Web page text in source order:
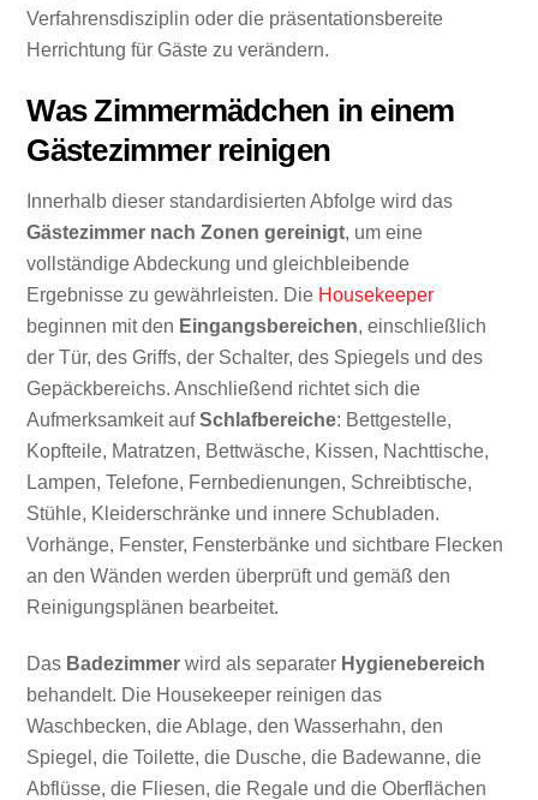
Verfahrensdisziplin oder die präsentationsbereite
Herrichtung für Gäste zu verändern.
Was Zimmermädchen in einem
Gästezimmer reinigen
Innerhalb dieser standardisierten Abfolge wird das
Gästezimmer nach Zonen gereinigt, um eine
vollständige Abdeckung und gleichbleibende
Ergebnisse zu gewährleisten. Die Housekeeper
beginnen mit den Eingangsbereichen, einschließlich
der Tür, des Griffs, der Schalter, des Spiegels und des
Gepäckbereichs. Anschließend richtet sich die
Aufmerksamkeit aufSchlafbereiche: Bettgestelle,
Kopfteile, Matratzen, Bettwäsche, Kissen, Nachttische,
Lampen, Telefone, Fernbedienungen, Schreibtische,
Stühle, Kleiderschränke und innere Schubladen.
Vorhänge, Fenster, Fensterbänke und sichtbare Flecken
an den Wänden werden überprüft und gemäß den
Reinigungsplänen bearbeitet.
Das Badezimmer wird als separater Hygienebereich
behandelt. Die Housekeeper reinigen das
Waschbecken, die Ablage, den Wasserhahn, den
Spiegel, die Toilette, die Dusche, die Badewanne, die
Abflüsse, die Fliesen, die Regale und die Oberflächen